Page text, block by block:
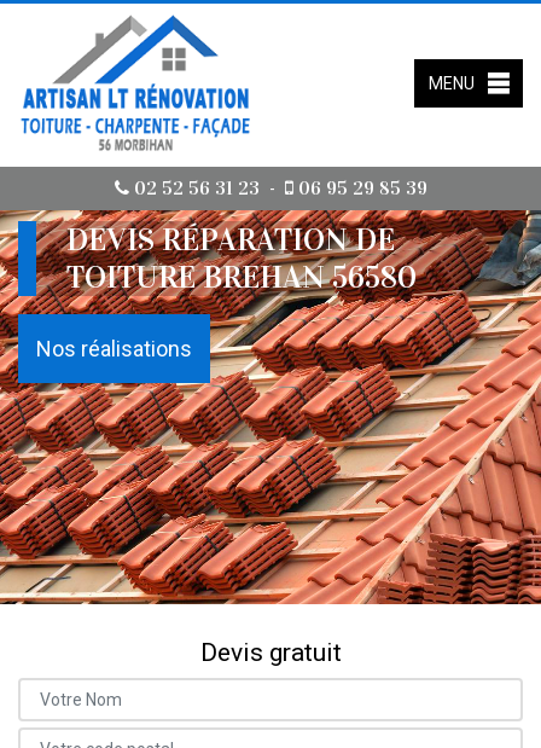
02 52 56 31 23 - 06 95 29 85 39
MENU
DEVIS RÉPARATION DE
TOITURE BREHAN 56580
Nos réalisations
Devis gratuit